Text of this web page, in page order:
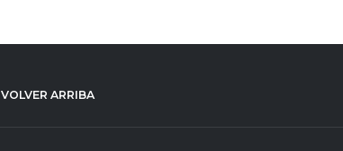
VOLVER ARRIBA